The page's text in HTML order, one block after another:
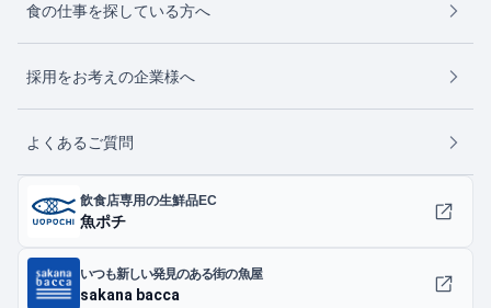
食の仕事を探している方へ
採用をお考えの企業様へ
よくあるご質問
飲食店専用の生鮮品EC
魚ポチ
いつも新しい発見のある街の魚屋
sakana bacca